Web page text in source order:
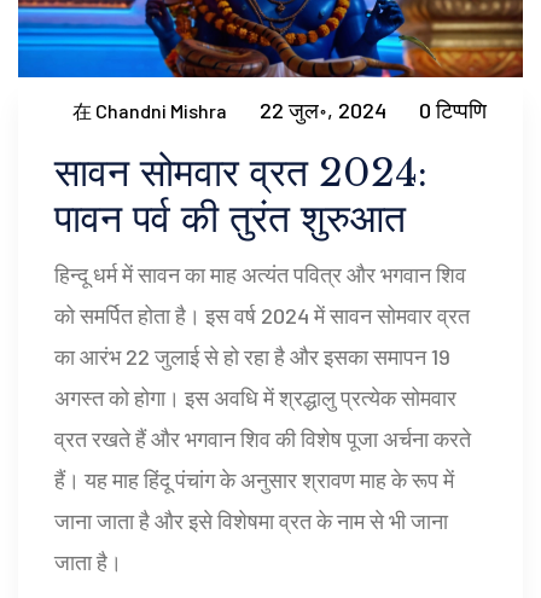
在 Chandni Mishra 22 जुल॰, 2024 0 टिप्पणि
सावन सोमवार व्रत 2024:
पावन पर्व की तुरंत शुरुआत
हिन्दू धर्म में सावन का माह अत्यंत पवित्र और भगवान शिव
को समर्पित होता है। इस वर्ष 2024 में सावन सोमवार व्रत
का आरंभ 22 जुलाई से हो रहा है और इसका समापन 19
अगस्त को होगा। इस अवधि में श्रद्धालु प्रत्येक सोमवार
व्रत रखते हैं और भगवान शिव की विशेष पूजा अर्चना करते
हैं। यह माह हिंदू पंचांग के अनुसार श्रावण माह के रूप में
जाना जाता है और इसे विशेषमा व्रत के नाम से भी जाना
जाता है।